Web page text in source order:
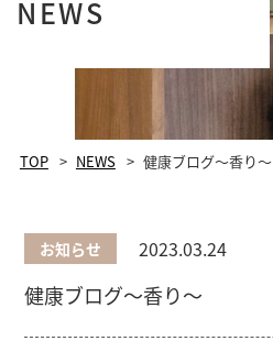
NEWS
TOP NEWS 健康ブログ～香り～
お知らせ 2023.03.24
健康ブログ～香り～